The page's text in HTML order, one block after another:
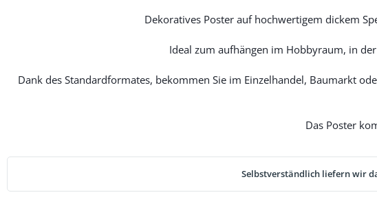
Dekoratives Poster auf hochwertigem dickem
Ideal zum aufhängen im Hobbyraum, in
Dank des Standardformates, bekommen Sie im Einzelhandel, Baumarkt
Das Poster
Selbstverständlich liefern wir